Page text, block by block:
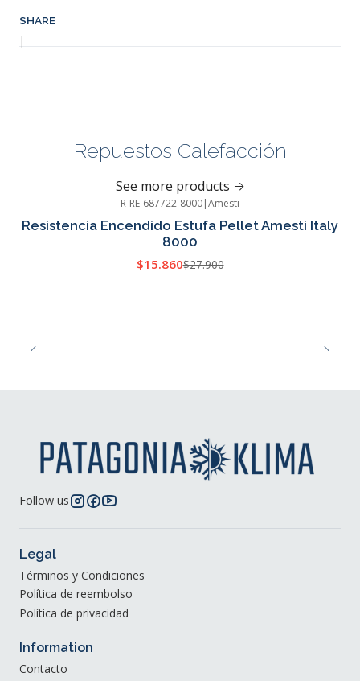
SHARE
|
Repuestos Calefacción
See more products
-43%
OFF
R-RE-687722-8000|Amesti
Resistencia Encendido Estufa Pellet Amesti Italy
8000
$15.860$27.900
Follow us
Legal
Términos y Condiciones
Política de reembolso
Política de privacidad
Information
Contacto